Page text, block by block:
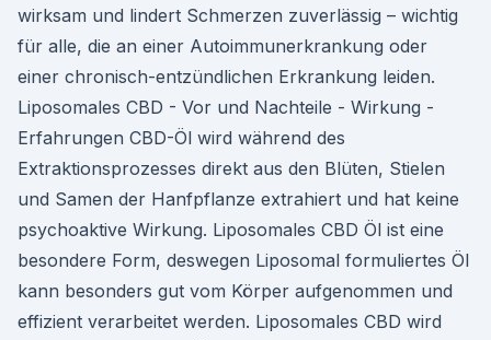
wirksam und lindert Schmerzen zuverlässig – wichtig
für alle, die an einer Autoimmunerkrankung oder
einer chronisch-entzündlichen Erkrankung leiden.
Liposomales CBD - Vor und Nachteile - Wirkung -
Erfahrungen CBD-Öl wird während des
Extraktionsprozesses direkt aus den Blüten, Stielen
und Samen der Hanfpflanze extrahiert und hat keine
psychoaktive Wirkung. Liposomales CBD Öl ist eine
besondere Form, deswegen Liposomal formuliertes Öl
kann besonders gut vom Körper aufgenommen und
effizient verarbeitet werden. Liposomales CBD wird